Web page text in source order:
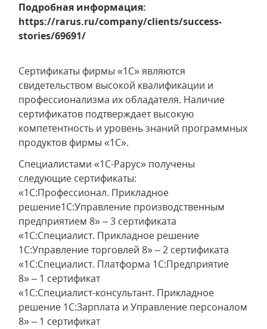
Подробная информация:
https://rarus.ru/company/clients/success-
stories/69691/
Сертификаты фирмы «1С» являются
свидетельством высокой квалификации и
профессионализма их обладателя. Наличие
сертификатов подтверждает высокую
компетентность и уровень знаний программных
продуктов фирмы «1С».
Специалистами «1С-Рарус» получены
следующие сертификаты:
«1С:Профессионал. Прикладное
решение1С:Управление производственным
предприятием 8» – 3 сертификата
«1С:Специалист. Прикладное решение
1С:Управление торговлей 8» – 2 сертификата
«1С:Специалист. Платформа 1С:Предприятие
8» – 1 сертификат
«1С:Специалист-консультант. Прикладное
решение 1С:Зарплата и Управление персоналом
8» – 1 сертификат